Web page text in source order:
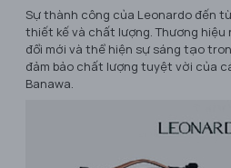
Sự thành công của Leonardo đến
thiết kế và chất lượng. Thương hiệu
đổi mới và thể hiện sự sáng tạo
đảm bảo chất lượng tuyệt vời của
Banawa.